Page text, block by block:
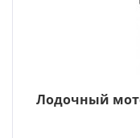
Лодочный